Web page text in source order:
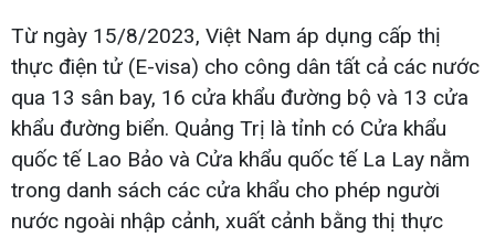
Từ ngày 15/8/2023, Việt Nam áp dụng cấp thị
thực điện tử (E-visa) cho công dân tất cả các nước
qua 13 sân bay, 16 cửa khẩu đường bộ và 13 cửa
khẩu đường biển. Quảng Trị là tỉnh có Cửa khẩu
quốc tế Lao Bảo và Cửa khẩu quốc tế La Lay nằm
trong danh sách các cửa khẩu cho phép người
nước ngoài nhập cảnh, xuất cảnh bằng thị thực